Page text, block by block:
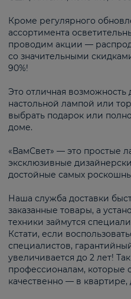
Кроме регулярного
ассортимента
проводим акции —
со значительными
90%!
Это отличная
настольной лампой или
выбрать подарок или
доме.
«ВамСвет» — это простые
эксклюзивные
достойные самых
Наша служба доставки
заказанные товары, а
техники займутся
Кстати, если
специалистов,
увеличивается до 2 лет!
профессионалам, которые
качественно — в